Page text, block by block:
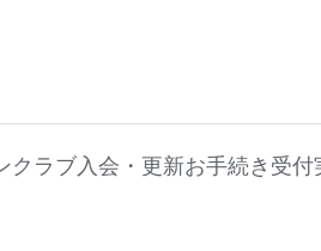
クラブ入会・更新お手続き受付